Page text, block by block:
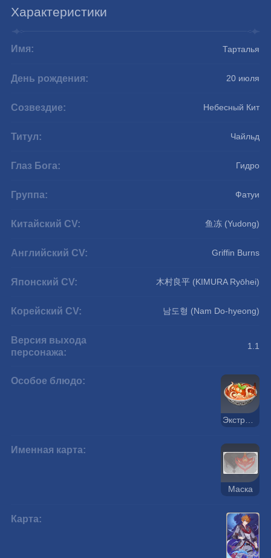
Характеристики
Имя: Тарталья
День рождения: 20 июля
Созвездие: Небесный Кит
Титул: Чайльд
Глаз Бога: Гидро
Группа: Фатуи
Китайский CV: 鱼冻 (Yudong)
Английский CV: Griffin Burns
Японский CV: 木村良平 (KIMURA Ryōhei)
Корейский CV: 남도형 (Nam Do-hyeong)
Версия выхода
персонажа:
1.1
Особое блюдо:
Экстремальная рыбалка
Именная карта:
Маска
Карта: